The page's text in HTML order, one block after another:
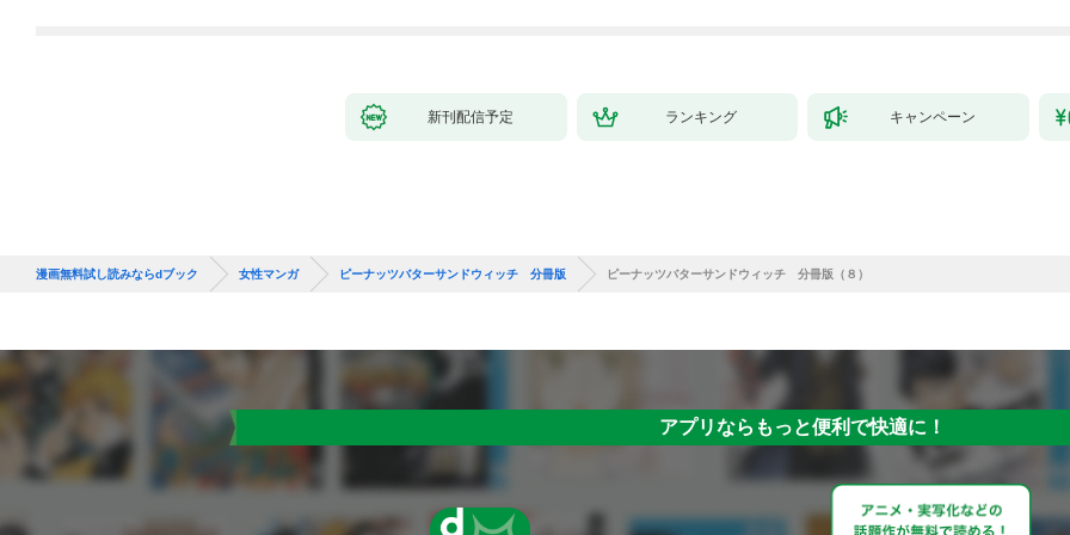
新刊配信予定 ランキング キャンペーン
漫画無料試し読みならdブック 女性マンガ ピーナッツバターサンドウィッチ 分冊版 ピーナッツバターサンドウィッチ 分冊版（８）
アプリならもっと便利で快適に！